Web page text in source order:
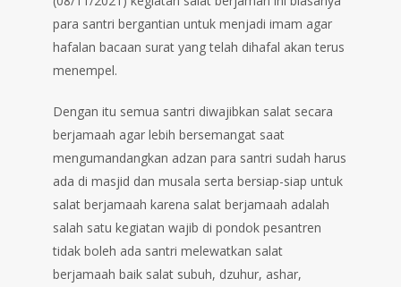
para santri bergantian untuk menjadi imam agar
hafalan bacaan surat yang telah dihafal akan terus
menempel.
Dengan itu semua santri diwajibkan salat secara
berjamaah agar lebih bersemangat saat
mengumandangkan adzan para santri sudah harus
ada di masjid dan musala serta bersiap-siap untuk
salat berjamaah karena salat berjamaah adalah
salah satu kegiatan wajib di pondok pesantren
tidak boleh ada santri melewatkan salat
berjamaah baik salat subuh, dzuhur, ashar,